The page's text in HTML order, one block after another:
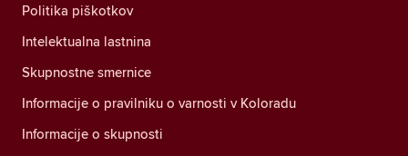
Politika piškotkov
Intelektualna lastnina
Skupnostne smernice
Informacije o pravilniku o varnosti v Koloradu
Informacije o skupnosti